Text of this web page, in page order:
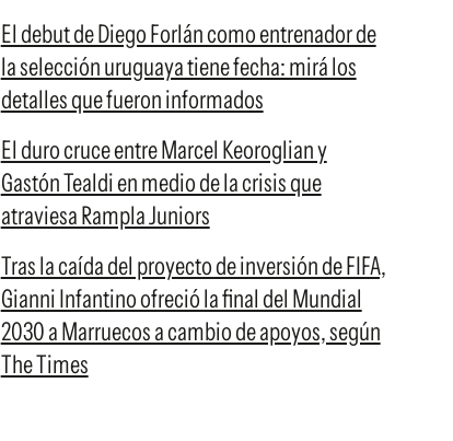
El debut de Diego Forlán como entrenador de
la selección uruguaya tiene fecha: mirá los
detalles que fueron informados
El duro cruce entre Marcel Keoroglian y
Gastón Tealdi en medio de la crisis que
atraviesa Rampla Juniors
Tras la caída del proyecto de inversión de FIFA,
Gianni Infantino ofreció la final del Mundial
2030 a Marruecos a cambio de apoyos, según
The Times